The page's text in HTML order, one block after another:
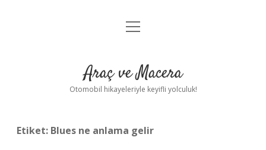
Anasayfa
Yasal Uyarı
menüyü
Araç ve Macera
Otomobil hikayeleriyle keyifli yolculuk!
Etiket: Blues ne anlama gelir